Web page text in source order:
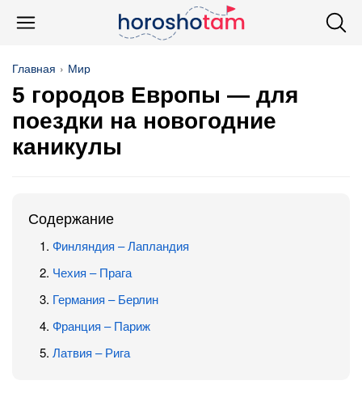
Главная Мир
5 городов Европы — для
поездки на новогодние
каникулы
Содержание
Финляндия – Лапландия
Чехия – Прага
Германия – Берлин
Франция – Париж
Латвия – Рига